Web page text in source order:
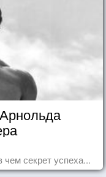
секрет успеха...